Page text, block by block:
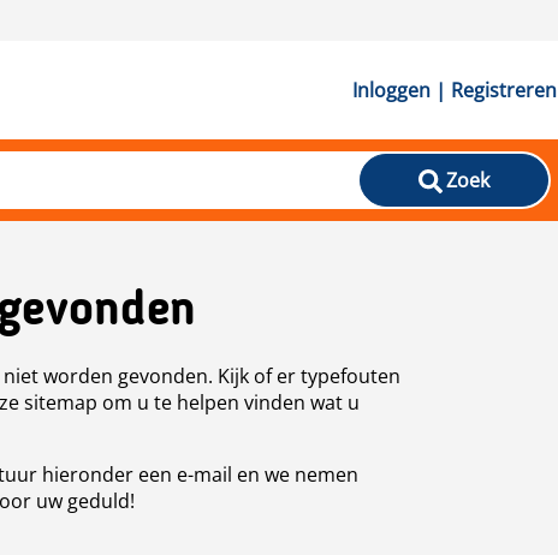
Inloggen | Registreren
Zoek
worden gevonden. Kijk of er typefouten
sitemap om u te helpen vinden wat u
hieronder een e-mail en we nemen
uw geduld!